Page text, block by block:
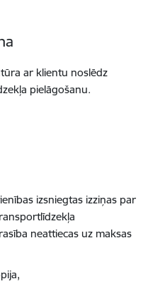
ar klientu noslēdz
pielāgošanu.
izsniegtas izziņas par
neattiecas uz maksas